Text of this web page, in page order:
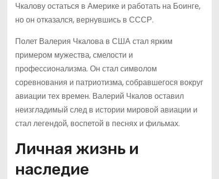
Чкалову остаться в Америке и работать на Боинге,
но он отказался, вернувшись в СССР.
Полет Валерия Чкалова в США стал ярким
примером мужества, смелости и
профессионализма. Он стал символом
соревнования и патриотизма, собравшегося вокруг
авиации тех времен. Валерий Чкалов оставил
неизгладимый след в истории мировой авиации и
стал легендой, воспетой в песнях и фильмах.
Личная жизнь и
наследие